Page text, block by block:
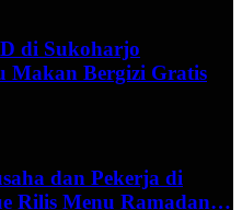
di Sukoharjo
Makan Bergizi Gratis
dan Pekerja di
Rilis Menu Ramadan…